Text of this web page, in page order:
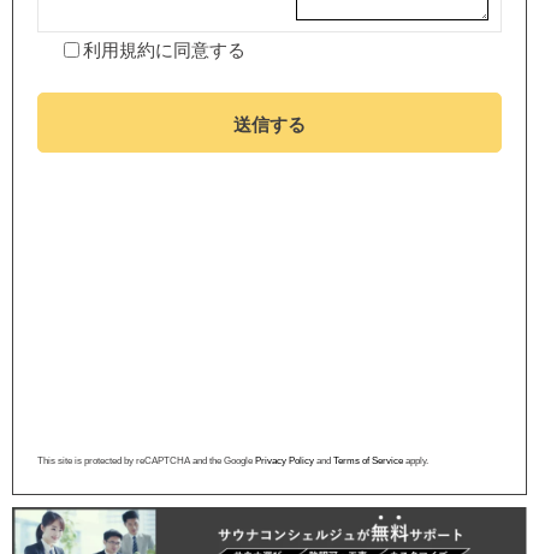
利用規約に同意する
送信する
This site is protected by reCAPTCHA and the Google Privacy Policy and Terms of Service apply.